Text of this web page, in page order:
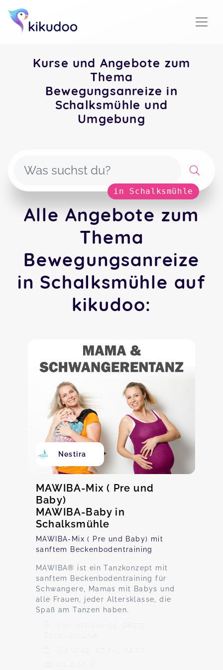
Kurse und Angebote zum
Thema
Bewegungsanreize in
Schalksmühle und
Umgebung
in Schalksmühle
Alle Angebote zum
Thema
Bewegungsanreize
in Schalksmühle auf
kikudoo:
Nestira
MAWIBA-Mix ( Pre und
Baby)
MAWIBA-Baby in
Schalksmühle
MAWIBA-Mix ( Pre und Baby) mit
sanftem Beckenbodentraining
MAWIBA® ist ein Tanzkonzept mit
sanftem Beckenbodentraining für
Schwangere, Mamas mit Babys und
alle Frauen, jeder Altersklasse, die
Spaß am Tanzen haben.
Volmestraße 55, 58579
Schalksmühle
Dienstag, 07.04., 02:00
Ab 0,00 €